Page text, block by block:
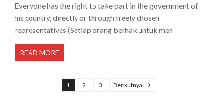
Everyone has the right to take part in the government of
his country, directly or through freely chosen
representatives (Setiap orang berhak untuk men
READ MORE
1 2 3 Berikutnya